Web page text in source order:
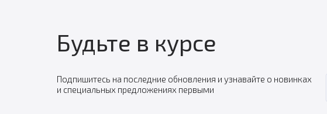
Будьте в курсе
Подпишитесь на последние обновления и узнавайте о новинках
и специальных предложениях первыми